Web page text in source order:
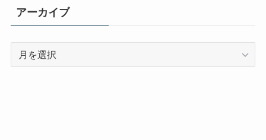
リ
ー
アーカイブ